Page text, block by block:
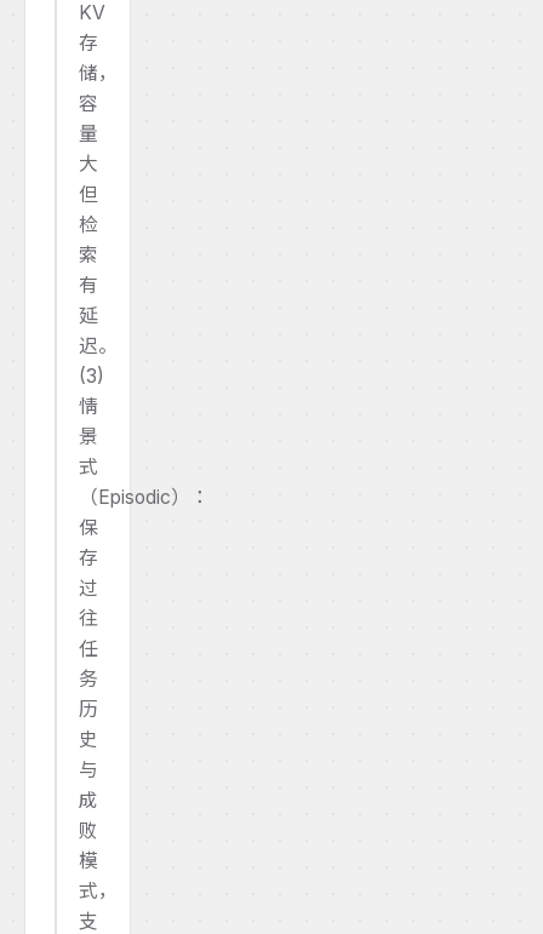
KV
存
储，
容
量
大
但
检
索
有
延
迟。
(3)
情
景
式
（Episodic）：
保
存
过
往
任
务
历
史
与
成
败
模
式，
支